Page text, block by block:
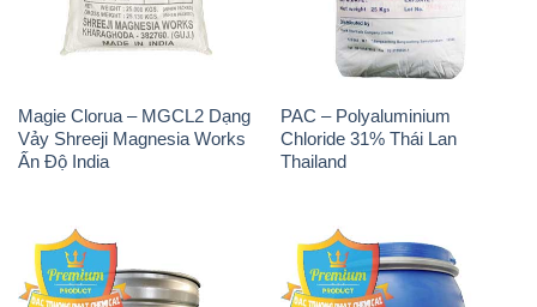
Magie Clorua – MGCL2 Dạng
Vảy Shreeji Magnesia Works
Ấn Độ India
PAC – Polyaluminium
Chloride 31% Thái Lan
Thailand